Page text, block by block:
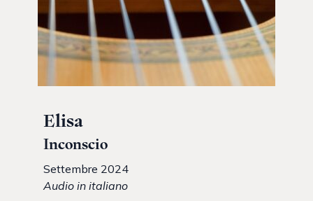
Elisa
Inconscio
Settembre 2024
Audio in italiano